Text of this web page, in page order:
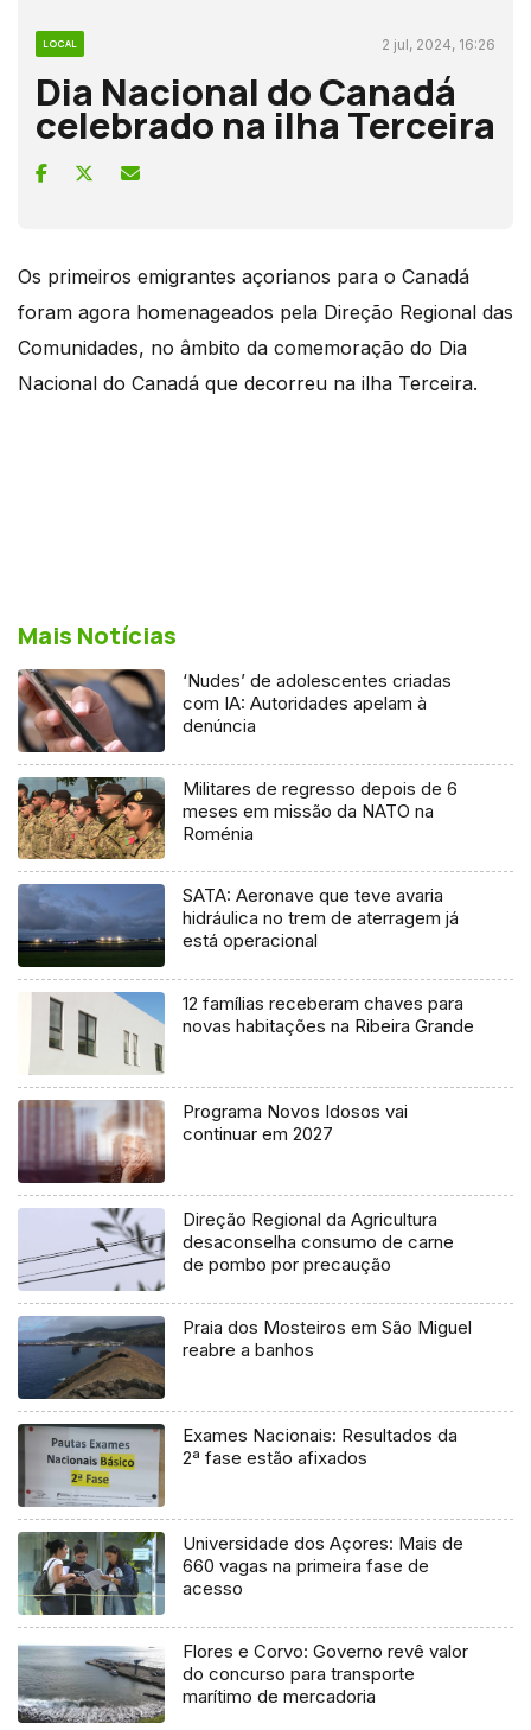
LOCAL 2 jul, 2024, 16:26
Dia Nacional do Canadá
celebrado na ilha Terceira
Os primeiros emigrantes açorianos para o Canadá
foram agora homenageados pela Direção Regional das
Comunidades, no âmbito da comemoração do Dia
Nacional do Canadá que decorreu na ilha Terceira.
Mais Notícias
‘Nudes’ de adolescentes criadas
com IA: Autoridades apelam à
denúncia
Militares de regresso depois de 6
meses em missão da NATO na
Roménia
SATA: Aeronave que teve avaria
hidráulica no trem de aterragem já
está operacional
12 famílias receberam chaves para
novas habitações na Ribeira Grande
Programa Novos Idosos vai
continuar em 2027
Direção Regional da Agricultura
desaconselha consumo de carne
de pombo por precaução
Praia dos Mosteiros em São Miguel
reabre a banhos
Exames Nacionais: Resultados da
2ª fase estão afixados
Universidade dos Açores: Mais de
660 vagas na primeira fase de
acesso
Flores e Corvo: Governo revê valor
do concurso para transporte
marítimo de mercadoria